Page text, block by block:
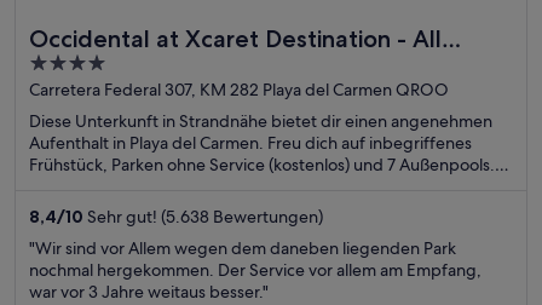
Occidental at Xcaret Destination - All
Inclusive
4
out
of
5
Carretera Federal 307, KM 282 Playa del Carmen QROO
Diese Unterkunft in Strandnähe bietet dir einen angenehmen
Aufenthalt in Playa del Carmen. Freu dich auf inbegriffenes
Frühstück, Parken ohne Service (kostenlos) und 7 Außenpools.
unseren Bewertungen. Einige beliebte Sehenswürdigkeiten –
Öko-Themenpark Xcaret Eco und Freizeitpark Xplor – befinden
sich in der Nähe.
8,4/10 Sehr gut! (5.638 Bewertungen)
"Wir sind vor Allem wegen dem daneben liegenden Park
nochmal hergekommen. Der Service vor allem am Empfang,
war vor 3 Jahre weitaus besser."